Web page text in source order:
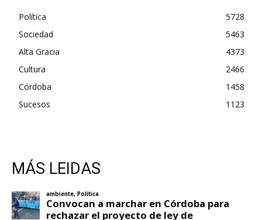
Política
5728
Sociedad
5463
Alta Gracia
4373
Cultura
2466
Córdoba
1458
Sucesos
1123
MÁS LEIDAS